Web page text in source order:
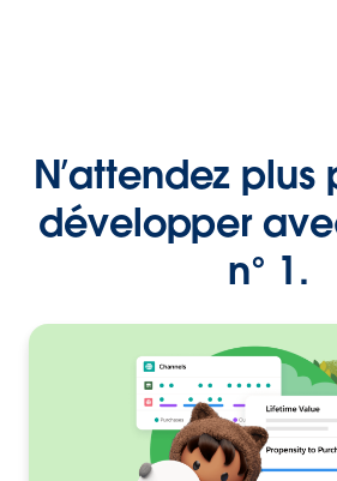
N’attendez plus
développer
n° 1.